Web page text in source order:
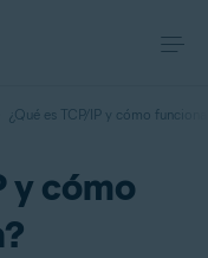
¿Qué es TCP/IP y cómo
y cómo